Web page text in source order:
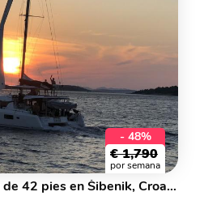
- 48%
€ 1,790
por semana
Alquiler de catamarán de 42 pies en Šibenik, Croacia.